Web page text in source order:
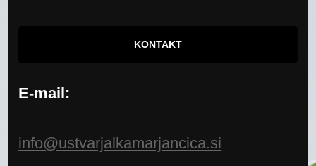
KONTAKT
E-mail:
info@ustvarjalkamarjancica.si